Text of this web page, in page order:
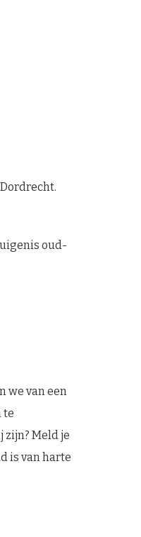
oud-
we van een
te
Meld je
is van harte